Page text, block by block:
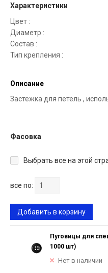
Характеристики
Цвет :
Диаметр :
Состав :
Тип крепления :
Описание
Застежка для петель ,
Фасовка
Выбрать все на этой
все по:
Добавить в корзину
Пуговицы для
1000 шт)
Нет в наличии